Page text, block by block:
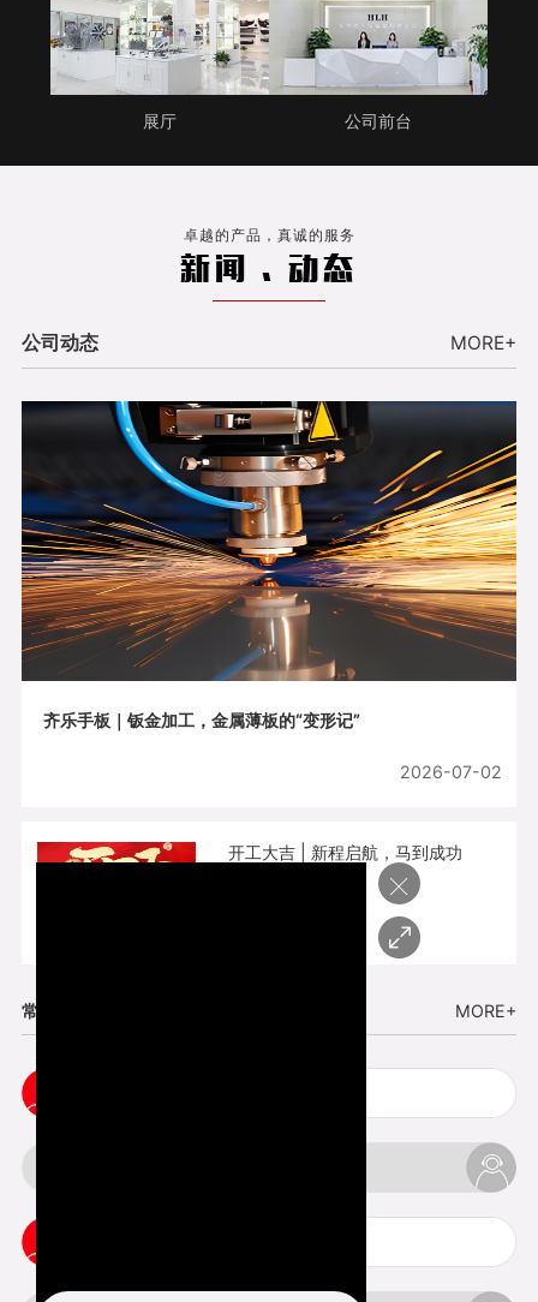
展厅 公司前台
卓越的产品，真诚的服务
新闻 . 动态
公司动态 MORE+
齐乐手板｜钣金加工，金属薄板的“变形记”
2026-07-02
开工大吉 | 新程启航，马到成功
常见问题 MORE+
×